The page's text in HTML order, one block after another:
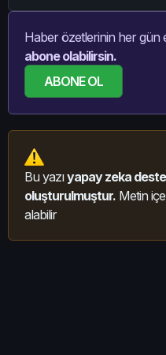
Haber özetlerinin her gün
abone olabilirsin.
ABONE OL
Bu yazıyapay zeka
oluşturulmuştur. Metin
alabilir